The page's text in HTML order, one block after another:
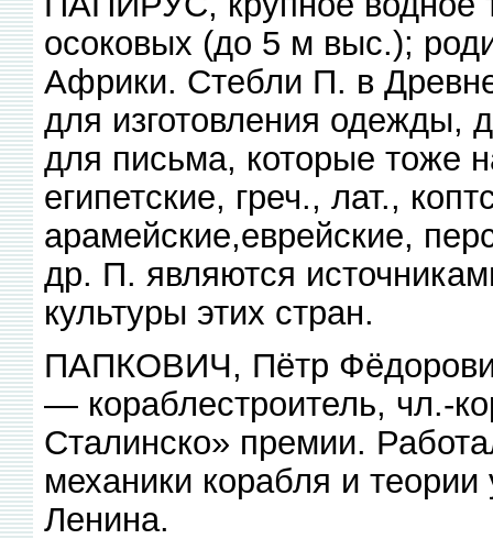
осоковых (до 5 м выс.);
Африки. Стебли П. в
для изготовления одежды,
для письма, которые тоже
египетские, греч., лат.,
арамейские,еврейские,
др. П. являются
культуры этих стран.
ПАПКОВИЧ, Пётр
— кораблестроитель, чл.-
Сталинско» премии.
механики корабля и
Ленина.